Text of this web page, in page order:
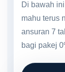
Di bawah
mahu terus
ansuran 7
bagi pakej